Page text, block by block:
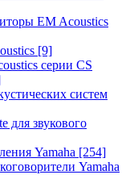
EM Acoustics
[9]
серии CS
систем
для звукового
Yamaha [254]
Yamaha